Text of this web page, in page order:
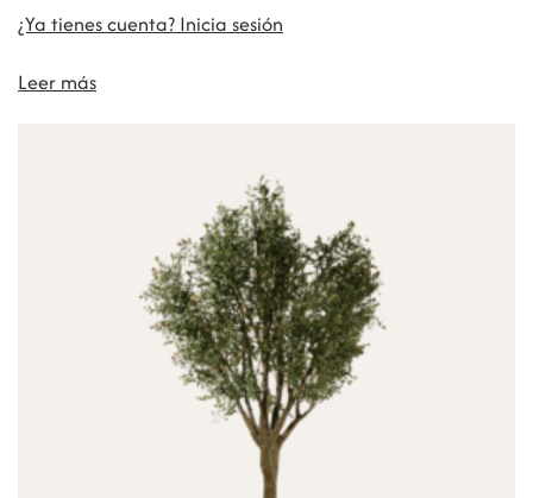
¿Ya tienes cuenta? Inicia sesión
Leer más